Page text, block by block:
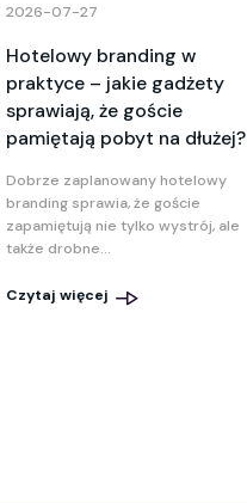
2026-07-27
Hotelowy branding w
praktyce – jakie gadżety
sprawiają, że goście
pamiętają pobyt na dłużej?
Dobrze zaplanowany hotelowy
branding sprawia, że goście
zapamiętują nie tylko wystrój, ale
także drobne...
Czytaj więcej